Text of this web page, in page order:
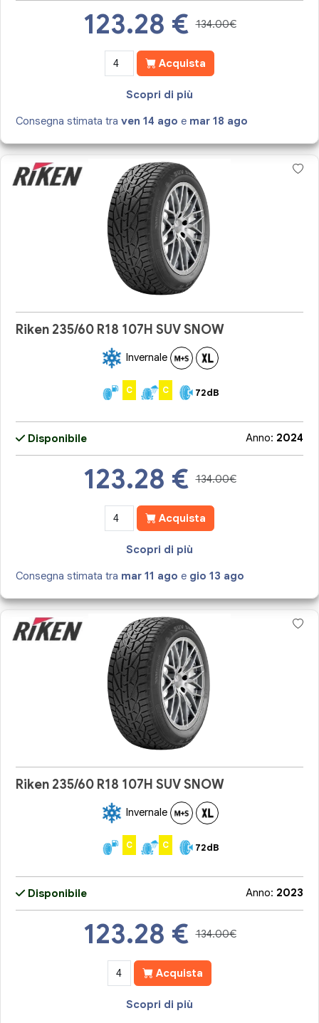
123.28 € 134.00€
Acquista
Scopri di più
Consegna stimata traven 14 ago e mar 18 ago
Riken 235/60 R18 107H SUV SNOW
Invernale
C C 72dB
Disponibile Anno: 2024
123.28 € 134.00€
Acquista
Scopri di più
Consegna stimata tra mar 11 ago e gio 13 ago
Riken 235/60 R18 107H SUV SNOW
Invernale
C C 72dB
Disponibile Anno: 2023
123.28 € 134.00€
Acquista
Scopri di più